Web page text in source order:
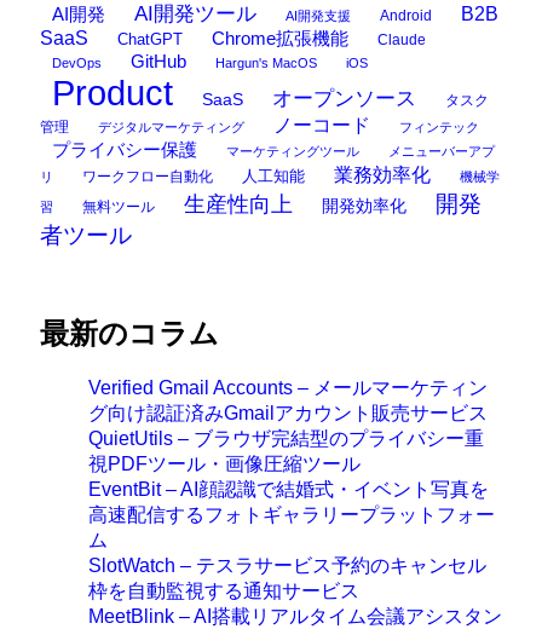
AI開発 AI開発ツール AI開発支援 Android
B2B
SaaS
ChatGPT Chrome拡張機能 Claude
DevOps GitHub Hargun's MacOS iOS
Product SaaS オープンソース
タスク
管理
デジタルマーケティング ノーコード フィンテック
プライバシー保護 マーケティングツール
メニューバーアプ
リ
ワークフロー自動化 人工知能 業務効率化 機械学
習 無料ツール 生産性向上 開発効率化
開発
者ツール
最新のコラム
Verified Gmail Accounts – メールマーケティン
グ向け認証済みGmailアカウント販売サービス
QuietUtils – ブラウザ完結型のプライバシー重
視PDFツール・画像圧縮ツール
EventBit – AI顔認識で結婚式・イベント写真を
高速配信するフォトギャラリープラットフォー
ム
SlotWatch – テスラサービス予約のキャンセル
枠を自動監視する通知サービス
MeetBlink – AI搭載リアルタイム会議アシスタン